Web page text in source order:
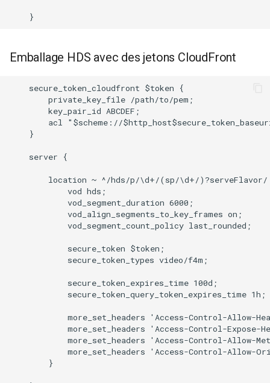
Emballage HDS avec des jetons CloudFront
    secure_token_cloudfront $token {
        private_key_file /path/to/pem;
        key_pair_id ABCDEF;
acl "$scheme://
    }
    server {
location ~ ^/hds/p/\d+/(sp/\d+/)?serveFlavor/
            vod hds;
            vod_segment_duration 6000;
            vod_align_segments_to_key_frames on;
            vod_segment_count_policy last_rounded;
            secure_token $token;
            secure_token_types video/f4m;
            secure_token_expires_time 100d;
            secure_token_query_token_expires_time 1h;
more_set_headers 'Access-Control-Allow-
more_set_headers 'Access-Control-Expose-
more_set_headers 'Access-Control-Allow-
more_set_headers 'Access-Control-Allow-
        }